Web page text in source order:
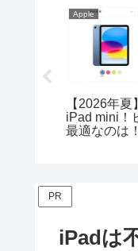
Apple
【2026年夏
iPad mini！
最適なのは
PR
iPadは